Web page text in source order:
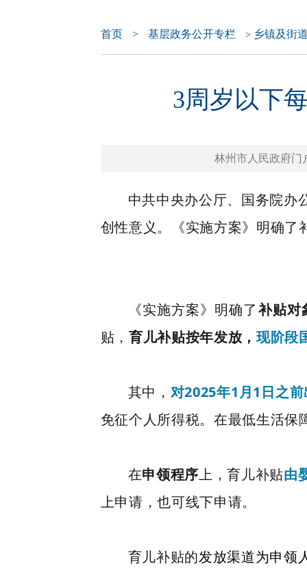
首页 > 基层政务公开专栏 > 乡镇及街
3周岁以下
林州市人民政府门
中共中央办公厅、国务院办
创性意义。
《实施方案》 明确了
《实施方案》明确了补贴对
贴， 育儿补贴按年发放，现阶段
其中， 对2025年1月1日之
免征个人所得税。在最低生活
在申领程序上，育儿补贴由
上申请，也可线下申请。
育儿补贴的发放渠道为申领